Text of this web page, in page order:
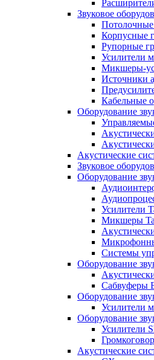
Звуковое
Потолочные
Корпусные
Рупорные
Усилители
Микшеры-
Источники
Кабельные
Оборудование
Акустические
Звуковое
Оборудование
Усилители
Микшеры
Системы
Оборудование
Сабвуферы
Оборудование
Усилители
Оборудование
Усилители
Акустические